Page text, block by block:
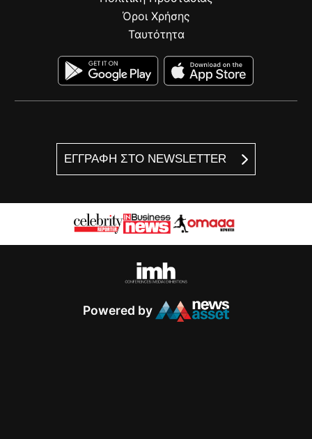
ΕΓΓΡΑΦΗ ΣΤΟ NEWSLETTER
Όροι Χρήσης
Ταυτότητα
Powered by